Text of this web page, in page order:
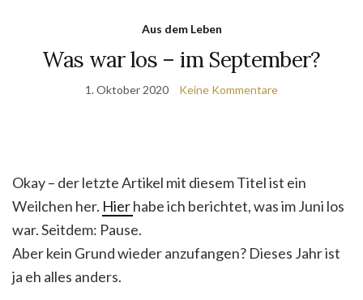
Aus dem Leben
Was war los – im September?
1. Oktober 2020 Keine Kommentare
Okay – der letzte Artikel mit diesem Titel ist ein
Weilchen her. Hierhabe ich berichtet, was im Juni los
war. Seitdem: Pause.
Aber kein Grund wieder anzufangen? Dieses Jahr ist
ja eh alles anders.